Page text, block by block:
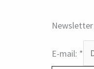
Newsletter
E-mail: *